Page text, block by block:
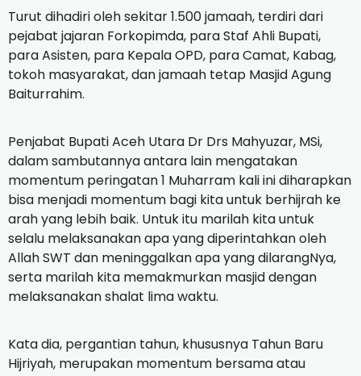
Turut dihadiri oleh sekitar 1.500 jamaah, terdiri dari
pejabat jajaran Forkopimda, para Staf Ahli Bupati,
para Asisten, para Kepala OPD, para Camat, Kabag,
tokoh masyarakat, dan jamaah tetap Masjid Agung
Baiturrahim.
Penjabat Bupati Aceh Utara Dr Drs Mahyuzar, MSi,
dalam sambutannya antara lain mengatakan
momentum peringatan 1 Muharram kali ini diharapkan
bisa menjadi momentum bagi kita untuk berhijrah ke
arah yang lebih baik. Untuk itu marilah kita untuk
selalu melaksanakan apa yang diperintahkan oleh
Allah SWT dan meninggalkan apa yang dilarangNya,
serta marilah kita memakmurkan masjid dengan
melaksanakan shalat lima waktu.
Kata dia, pergantian tahun, khususnya Tahun Baru
Hijriyah, merupakan momentum bersama atau